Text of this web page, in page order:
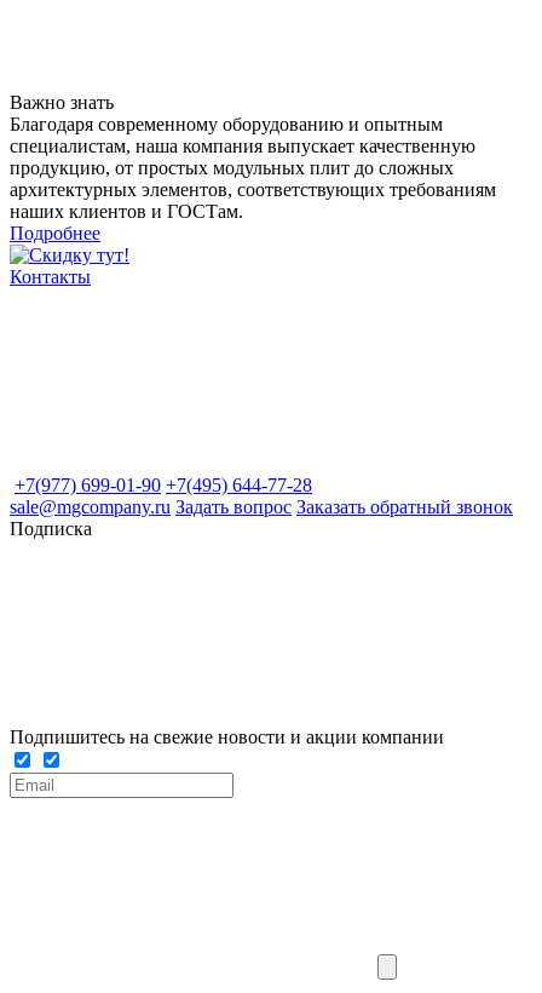
Важно знать
Благодаря современному оборудованию и опытным
специалистам, наша компания выпускает качественную
продукцию, от простых модульных плит до сложных
архитектурных элементов, соответствующих требованиям
наших клиентов и ГОСТам.
Подробнее
Контакты
+7(977) 699-01-90 +7(495) 644-77-28
sale@mgcompany.ru Задать вопрос Заказать обратный звонок
Подписка
Подпишитесь на свежие новости и акции компании